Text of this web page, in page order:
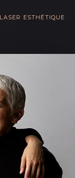
ESTHÉTIQUE